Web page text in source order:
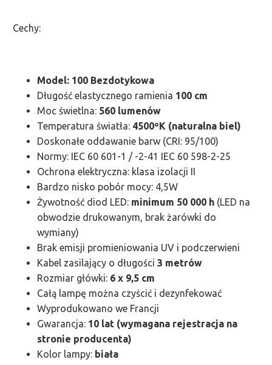
Cechy:
Model: 100 Bezdotykowa
Długość elastycznego ramienia 100 cm
Moc świetlna: 560 lumenów
Temperatura światła: 4500ºK (naturalna biel)
Doskonałe oddawanie barw (CRI: 95/100)
Normy: IEC 60 601-1 / -2-41 IEC 60 598-2-25
Ochrona elektryczna: klasa izolacji II
Bardzo nisko pobór mocy: 4,5W
Żywotność diod LED: minimum 50 000 h (LED na
obwodzie drukowanym, brak żarówki do
wymiany)
Brak emisji promieniowania UV i podczerwieni
Kabel zasilający o długości 3 metrów
Rozmiar główki: 6 x 9,5 cm
Całą lampę można czyścić i dezynfekować
Wyprodukowano we Francji
Gwarancja: 10 lat (wymagana rejestracja na
stronie producenta)
Kolor lampy: biała